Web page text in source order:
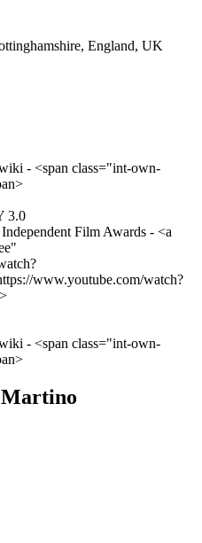
England, UK
- <span class="int-own-
3.0
Film Awards - <a
www.youtube.com/watch?
- <span class="int-own-